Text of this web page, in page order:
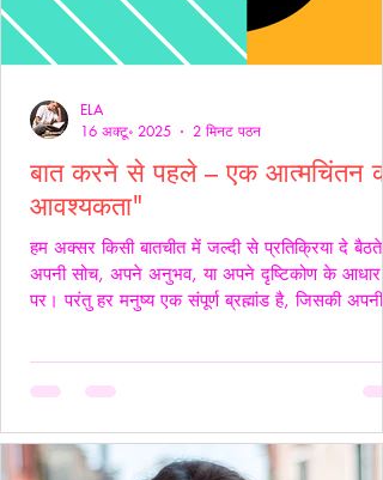
बात करने से पहले – एक आत्मचिंतन की
आवश्यकता"
हम अक्सर किसी बातचीत में जल्दी से प्रतिक्रिया दे बैठते
अपनी सोच, अपने अनुभव, या अपने दृष्टिकोण के आधार
पर। परंतु हर मनुष्य एक संपूर्ण ब्रह्मांड है, जिसकी अपनी
केवल ध्वनियाँ नहीं होते; वे असर डालते हैं कभी सान्त्वना
हैं, कभी चोट। हर व्यक्ति की अपनी 'दुनिया' होती है हम
मानकर चलते हैं कि सामने वाला हमें उसी तरह
ELA
16 अक्टू॰ 2025
2 मिनट पठन